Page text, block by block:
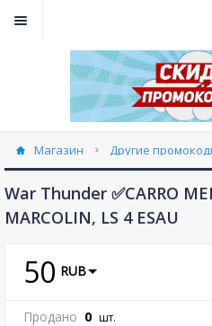
Магазин Другие
War Thunder ✅CARRO
MARCOLIN, LS 4 ESAU
50 RUB
Продано 0 шт.